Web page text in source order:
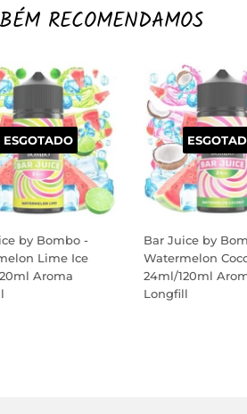
RECOMENDAMOS
ESGOTADO
by Bombo -
Lime Ice
Aroma
Bar Juice by
Watermelon
24ml/120ml
Longfill